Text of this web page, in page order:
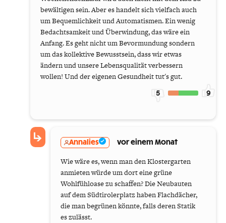
bewältigen sein. Aber es handelt sich vielfach auch
um Bequemlichkeit und Automatismen. Ein wenig
Bedachtsamkeit und Überwindung, das wäre ein
Anfang. Es geht nicht um Bevormundung sondern
um das kollektive Bewusstsein, dass wir etwas
ändern und unsere Lebensqualität verbessern
wollen! Und der eigenen Gesundheit tut's gut.
5 9
Annalies vor einem Monat
Wie wäre es, wenn man den Klostergarten
anmieten würde um dort eine grüne
Wohlfühloase zu schaffen? Die Neubauten
auf dem Südtirolerplatz haben Flachdächer,
die man begrünen könnte, falls deren Statik
es zulässt.